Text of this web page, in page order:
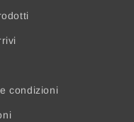
condizioni